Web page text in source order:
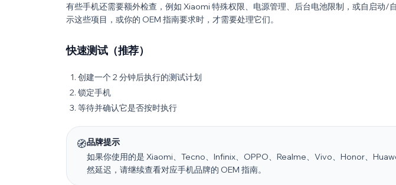
有些手机还需要额外检查，例如 Xiaomi 特殊权限、电源管理、后台电池限制，或自启动/
示这些项目，或你的 OEM 指南要求时，才需要处理它们。
快速测试（推荐）
创建一个 2 分钟后执行的测试计划
锁定手机
等待并确认它是否按时执行
🧭品牌提示
如果你使用的是 Xiaomi、Tecno、Infinix、OPPO、Realme、Vivo、Honor、
然延迟，请继续查看对应手机品牌的 OEM 指南。